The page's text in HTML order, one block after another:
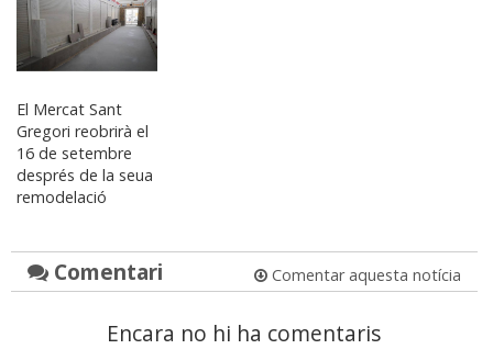
El Mercat Sant
Gregori reobrirà el
16 de setembre
després de la seua
remodelació
Comentari Comentar aquesta notícia
Encara no hi ha comentaris